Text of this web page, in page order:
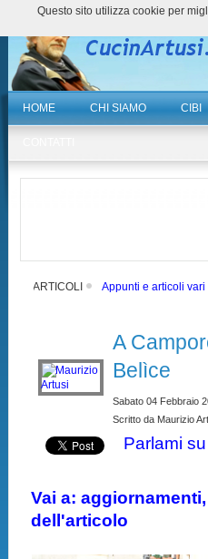
HOME CHI SIAMO CIBI
ARTICOLI Appunti e articoli vari
A
Belìce
Sabato 04 Febbraio
Scritto da Maurizio
Parlami
Vai a:
dell'articolo
Questo sito utilizza cookie per